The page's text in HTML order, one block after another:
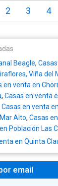
2 3 4
Beagle,
Viña del
en venta en
, Casas en venta
Casas en venta
Alto, Casas
Población Las
en Quinta
email